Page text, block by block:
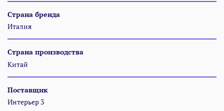
Страна бренда
Италия
Страна производства
Китай
Поставщик
Интерьер 3